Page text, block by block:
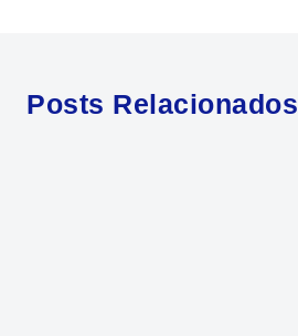
Posts Relacionados